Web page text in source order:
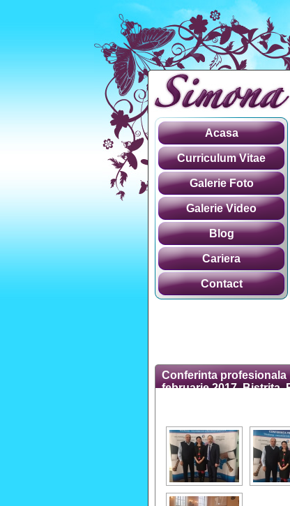
Acasa
Curriculum Vitae
Galerie Foto
Galerie Video
Blog
Cariera
Contact
Conferinta profesionala
februarie 2017, Bistrita,